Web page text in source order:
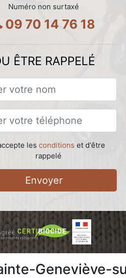
Numéro non surtaxé
09 70 14 76 18
ÊTRE RAPPELÉ
les conditions et d'être
rappelé
Envoyer
Geneviève-